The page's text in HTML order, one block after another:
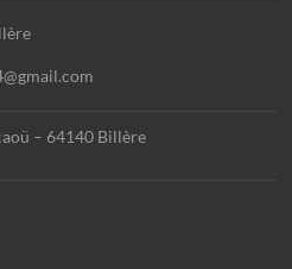
– 64140 Billère